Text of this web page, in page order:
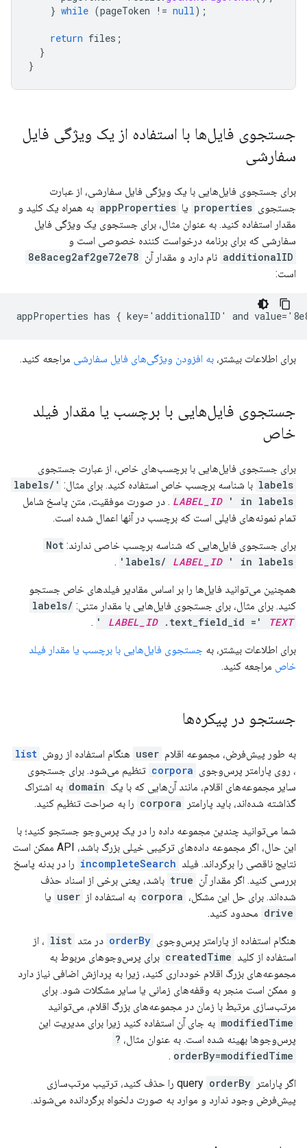
} while (pageToken != null);
return files ;
}
}
جستجوی فایل‌ها با استفاده از یک ویژگی فایل
سفارشی
برای جستجوی فایل‌هایی با یک ویژگی فایل سفارشی، از عبارت
جستجوی properties یا appProperties به همراه یک کلید و
مقدار استفاده کنید. به عنوان مثال، برای جستجوی یک ویژگی فایل
سفارشی که برای برنامه درخواست کننده خصوصی است و
additionalID نام دارد و مقدار آن 8e8aceg2af2ge72e78
است:
برای اطلاعات بیشتر، به افزودن ویژگی‌های فایل سفارشی مراجعه کنید.
جستجوی فایل‌هایی با برچسب یا مقدار فیلد
خاص
برای جستجوی فایل‌هایی با برچسب‌های خاص، از عبارت جستجوی
labels با شناسه برچسب خاص استفاده کنید. برای مثال: 'labels/
LABEL_ID' in labels
. در صورت موفقیت، متن پاسخ شامل
تمام نمونه‌های فایلی است که برچسب در آنها اعمال شده است.
برای جستجوی فایل‌هایی که شناسه برچسب خاصی ندارند: Not
'labels/ LABEL_ID' in labels
.
همچنین می‌توانید فایل‌ها را بر اساس مقادیر فیلدهای خاص جستجو
کنید. برای مثال، برای جستجوی فایل‌هایی با مقدار متنی: labels/
LABEL_ID.text_field_id =' TEXT
'
.
برای اطلاعات بیشتر، به جستجوی فایل‌هایی با برچسب یا مقدار فیلد
خاص مراجعه کنید.
جستجو در پیکره‌ها
به طور پیش‌فرض، مجموعه اقلام user هنگام استفاده از روش list
، روی پارامتر پرس‌وجوی corpora تنظیم می‌شود. برای جستجوی
سایر مجموعه‌های اقلام، مانند آن‌هایی که با یک domain به اشتراک
گذاشته شده‌اند، باید پارامتر
corpora را به صراحت تنظیم کنید.
شما می‌توانید چندین مجموعه داده را در یک پرس‌وجو جستجو کنید؛ با
این حال، اگر مجموعه داده‌های ترکیبی خیلی بزرگ باشد، API ممکن است
نتایج ناقصی را برگرداند. فیلد incompleteSearch را در بدنه پاسخ
بررسی کنید. اگر مقدار آن true باشد، یعنی برخی از اسناد حذف
شده‌اند. برای حل این مشکل، corpora به استفاده از user یا
drive محدود کنید.
هنگام استفاده از پارامتر پرس‌وجوی orderBy در متد list ، از
استفاده از کلید createdTime برای پرس‌وجوهای مربوط به
مجموعه‌های بزرگ اقلام خودداری کنید، زیرا به پردازش اضافی نیاز دارد
و ممکن است منجر به وقفه‌های زمانی یا سایر مشکلات شود. برای
مرتب‌سازی مرتبط با زمان در مجموعه‌های بزرگ اقلام، می‌توانید
modifiedTime به جای آن استفاده کنید زیرا برای مدیریت این
پرس‌وجوها بهینه شده است. به عنوان مثال، ?
orderBy=modifiedTime
.
اگر پارامتر query orderBy
را حذف کنید، ترتیب مرتب‌سازی
پیش‌فرض وجود ندارد و موارد به صورت دلخواه برگردانده می‌شوند.